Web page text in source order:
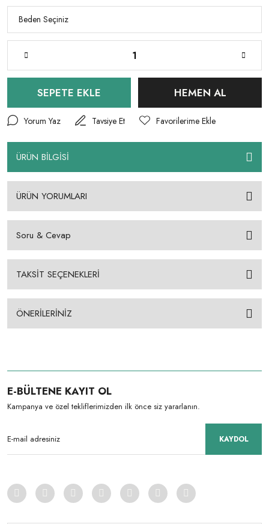
SEPETE EKLE HEMEN AL
Yorum Yaz Tavsiye Et
ÜRÜN BİLGİSİ
ÜRÜN YORUMLARI
Soru & Cevap
TAKSİT SEÇENEKLERİ
ÖNERİLERİNİZ
E-BÜLTENE KAYIT OL
Kampanya ve özel tekliflerimizden ilk önce siz yararlanın.
KAYDOL